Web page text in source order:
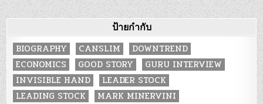
ป้ายกำกับ
BIOGRAPHY CANSLIM
DOWNTREND
ECONOMICS
GOOD STORY
GURU INTERVIEW
INVISIBLE HAND
LEADER STOCK
LEADING STOCK
MARK MINERVINI